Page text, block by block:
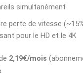
simultanément
perte de vitesse
pour le HD et le 4K
2,19€/mois